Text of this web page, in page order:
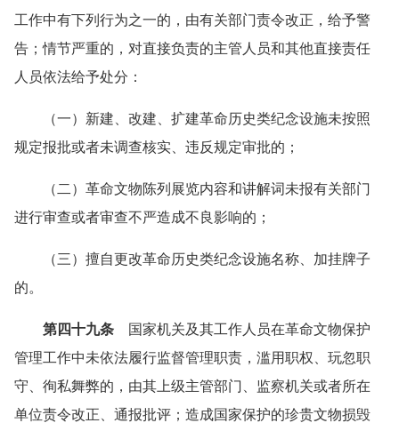
工作中有下列行为之一的，由有关部门责令改正，给予警
告；情节严重的，对直接负责的主管人员和其他直接责任
人员依法给予处分：
（一）新建、改建、扩建革命历史类纪念设施未按照
规定报批或者未调查核实、违反规定审批的；
（二）革命文物陈列展览内容和讲解词未报有关部门
进行审查或者审查不严造成不良影响的；
（三）擅自更改革命历史类纪念设施名称、加挂牌子
的。
第四十九条 国家机关及其工作人员在革命文物保护
管理工作中未依法履行监督管理职责，滥用职权、玩忽职
守、徇私舞弊的，由其上级主管部门、监察机关或者所在
单位责令改正、通报批评；造成国家保护的珍贵文物损毁